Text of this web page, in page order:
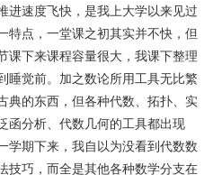
速度飞快，是我上大学以来见过
特点，一堂课之初其实并不快，但
课下来课程容量很大，我课下整理
睡觉前。加之数论所用工具无比繁
典的东西，但各种代数、拓扑、实
函分析、代数几何的工具都出现
学期下来，我自以为没看到代数数
技巧，而全是其他各种数学分支在